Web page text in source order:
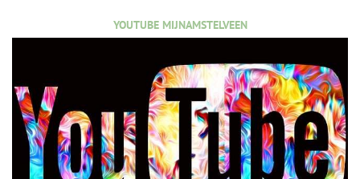
YOUTUBE MIJNAMSTELVEEN